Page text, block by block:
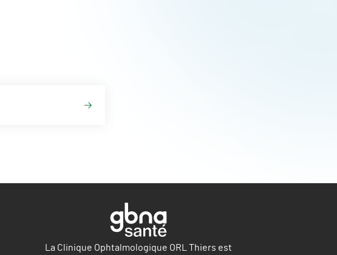
La Clinique Ophtalmologique ORL Thiers est